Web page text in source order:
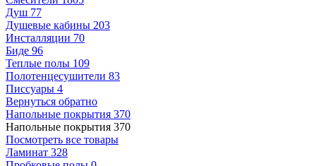
Душ 77
Душевые кабины 203
Инсталляции 70
Биде 96
Теплые полы 109
Полотенцесушители 83
Писсуары 4
Вернуться обратно
Напольные покрытия 370
Напольные покрытия 370
Посмотреть все товары
Ламинат 328